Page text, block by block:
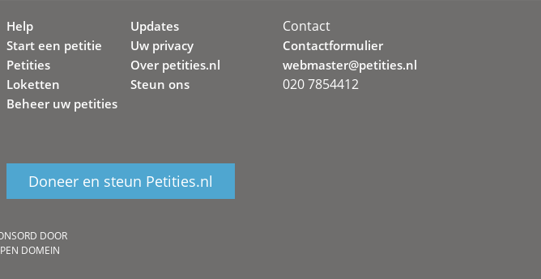
Help
Start een petitie
Petities
Loketten
Beheer uw petities
Updates
Uw privacy
Over petities.nl
Steun ons
Doneer en steun Petities.nl
Contact
Contactformulier
webmaster@petities.nl
020 7854412
DOOR
DOMEIN